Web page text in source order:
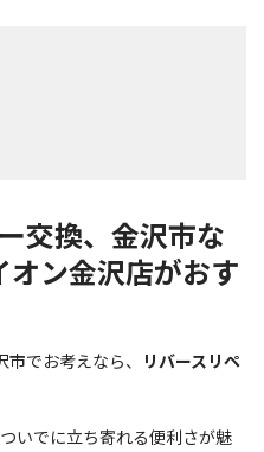
交換、金沢市な
オン金沢店がおす
でお考えなら、
リバースリペ
いでに立ち寄れる便利さが魅